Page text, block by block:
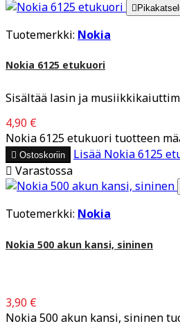

Tuotemerkki: Nokia
Nokia 6125 etukuori
Sisältää lasin ja
4,90 €
Nokia 6125 etukuori tuotteen
 Ostoskoriin Lisää Nokia 6125
 Varastossa
Tuotemerkki: Nokia
Nokia 500 akun kansi, sininen
3,90 €
Nokia 500 akun kansi, sininen